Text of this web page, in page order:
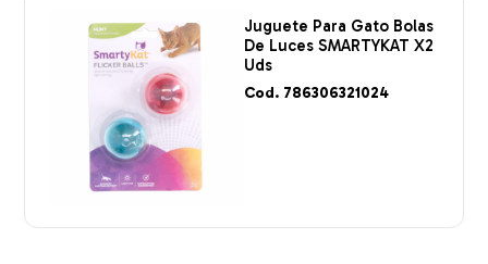
Juguete Para Gato Bolas
De Luces SMARTYKAT X2
Uds
Cod. 786306321024